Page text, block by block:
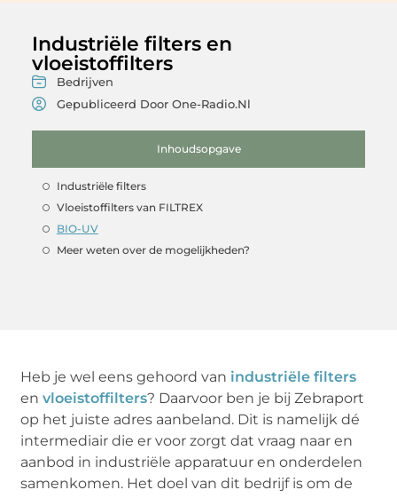
Industriële filters en
vloeistoffilters
Bedrijven
Gepubliceerd Door One-Radio.nl
Inhoudsopgave
Industriële filters
Vloeistoffilters van FILTREX
BIO-UV
Meer weten over de mogelijkheden?
Heb je wel eens gehoord van industriële filters
envloeistoffilters? Daarvoor ben je bij Zebraport
op het juiste adres aanbeland. Dit is namelijk dé
intermediair die er voor zorgt dat vraag naar en
aanbod in industriële apparatuur en onderdelen
samenkomen. Het doel van dit bedrijf is om de